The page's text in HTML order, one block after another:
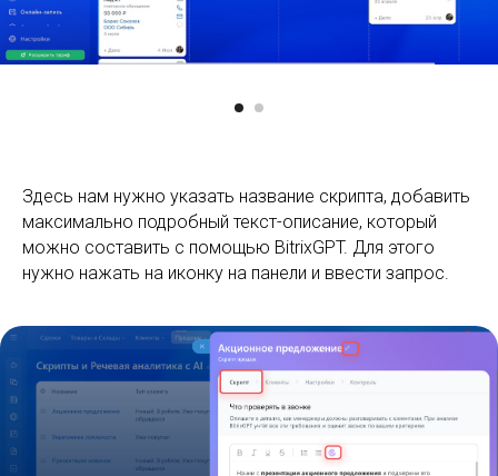
Здесь нам нужно указать название скрипта, добавить
максимально подробный текст-описание, который
можно составить с помощью BitrixGPT. Для этого
нужно нажать на иконку на панели и ввести запрос.